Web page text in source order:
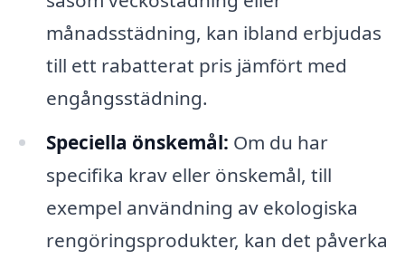
månadsstädning, kan ibland erbjudas
till ett rabatterat pris jämfört med
engångsstädning.
Speciella önskemål: Om du har
specifika krav eller önskemål, till
exempel användning av ekologiska
rengöringsprodukter, kan det påverka